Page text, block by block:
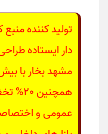
تولید کننده
دار ایستاده
عمومی و